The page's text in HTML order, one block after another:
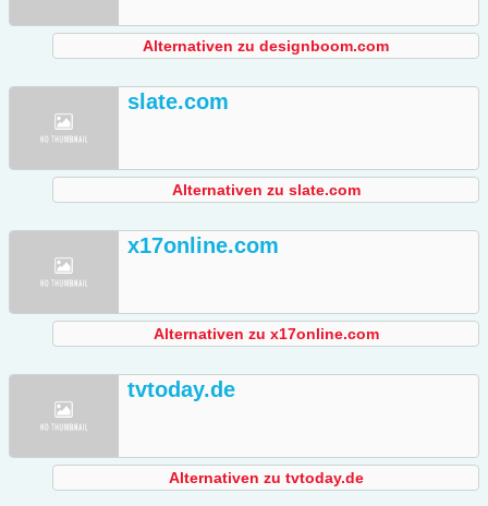
Alternativen zu designboom.com
slate.com
Alternativen zu slate.com
x17online.com
Alternativen zu x17online.com
tvtoday.de
Alternativen zu tvtoday.de